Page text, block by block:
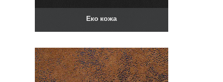
Еко кожа